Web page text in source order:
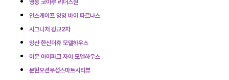
영동 코아루 리더스원
인스케이프 양양 바이 파르나스
시그니처 광교2차
양산 한신더휴 모델하우스
이문 아이파크 자이 모델하우스
문현오션우성스마트시티뷰